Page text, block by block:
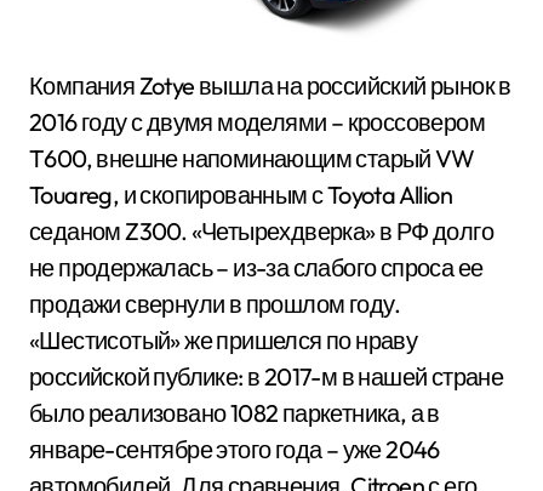
Компания Zotye вышла на российский рынок в
2016 году с двумя моделями – кроссовером
T600, внешне напоминающим старый VW
Touareg, и скопированным с Toyota Allion
седаном Z300. «Четырехдверка» в РФ долго
не продержалась – из-за слабого спроса ее
продажи свернули в прошлом году.
«Шестисотый» же пришелся по нраву
российской публике: в 2017-м в нашей стране
было реализовано 1082 паркетника, а в
январе-сентябре этого года – уже 2046